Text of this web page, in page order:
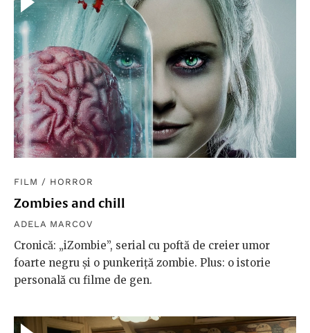
FILM / HORROR
Zombies and chill
ADELA MARCOV
Cronică: „iZombie”, serial cu poftă de creier umor
foarte negru și o punkeriță zombie. Plus: o istorie
personală cu filme de gen.